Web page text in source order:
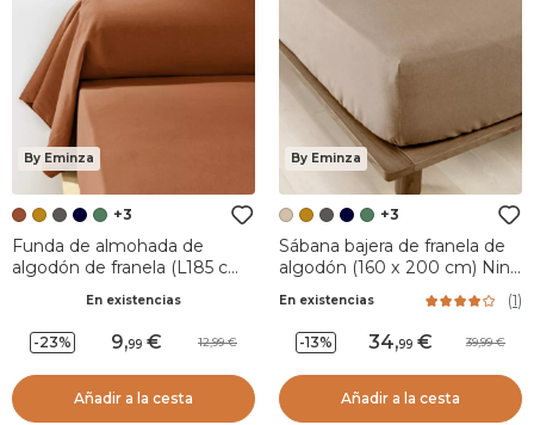
By Eminza
+3
Funda de almohada de
algodón de franela (L185 cm)
En existencias
-23% 9,99 12,99
Añadir a la cesta
By Eminza
+3
Sábana bajera de franela de
algodón (160 x 200 cm) Nina
En existencias (1)
-13% 34,99 39,99
Añadir a la cesta